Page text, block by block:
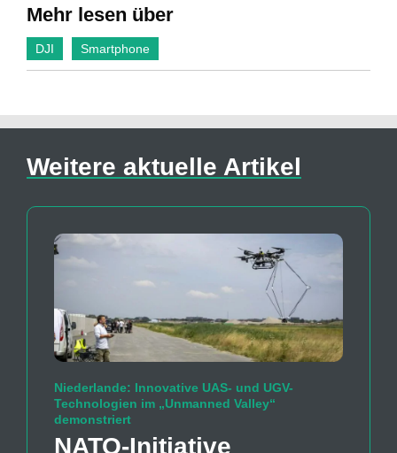
Mehr lesen über
DJI Smartphone
Weitere aktuelle Artikel
Niederlande: Innovative UAS- und UGV-
Technologien im „Unmanned Valley“
demonstriert
NATO-Initiative